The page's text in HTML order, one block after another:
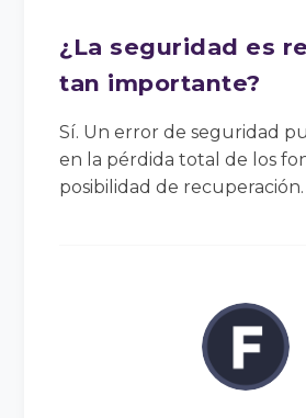
¿La seguridad es
tan importante?
Sí. Un error de seguridad
en la pérdida total de los
posibilidad de recuperación.